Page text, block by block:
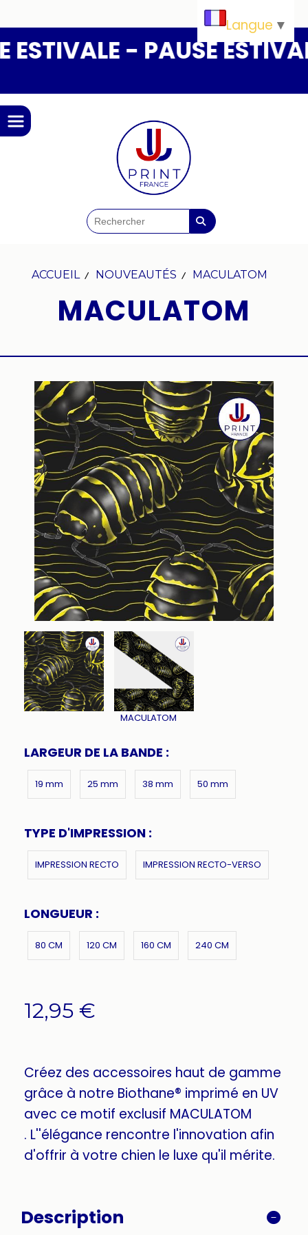
- PAUSE ESTIVALE
ACCUEIL NOUVEAUTÉS MACULATOM
MACULATOM
MACULATOM
LARGEUR DE LA BANDE :
19 mm 25 mm 38 mm 50 mm
TYPE D'IMPRESSION :
IMPRESSION RECTO IMPRESSION RECTO-VERSO
LONGUEUR :
80 CM 120 CM 160 CM 240 CM
12,95 €
Créez des accessoires haut de gamme
grâce à notre Biothane® imprimé en UV
avec ce motif exclusif MACULATOM
. L''élégance rencontre l'innovation afin
d'offrir à votre chien le luxe qu'il mérite.
Description
Langue ▼